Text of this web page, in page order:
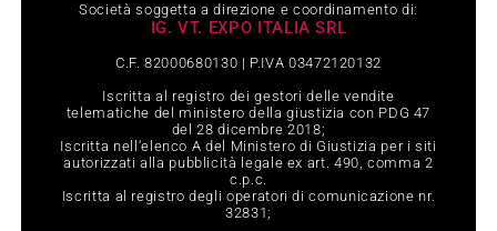
Società soggetta a direzione e coordinamento di:
IG. VT. EXPO ITALIA SRL
C.F. 82000680130 | P.IVA 03472120132
Iscritta al registro dei gestori delle vendite
telematiche del ministero della giustizia con PDG 47
del 28 dicembre 2018;
Iscritta nell‘elenco A del Ministero di Giustizia per i siti
autorizzati alla pubblicità legale ex art. 490, comma 2
c.p.c.
Iscritta al registro degli operatori di comunicazione nr.
32831;